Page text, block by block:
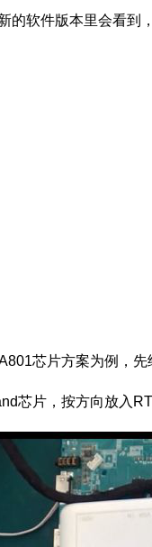
的软件版本里会看到
芯片方案为例，
芯片，按方向放入